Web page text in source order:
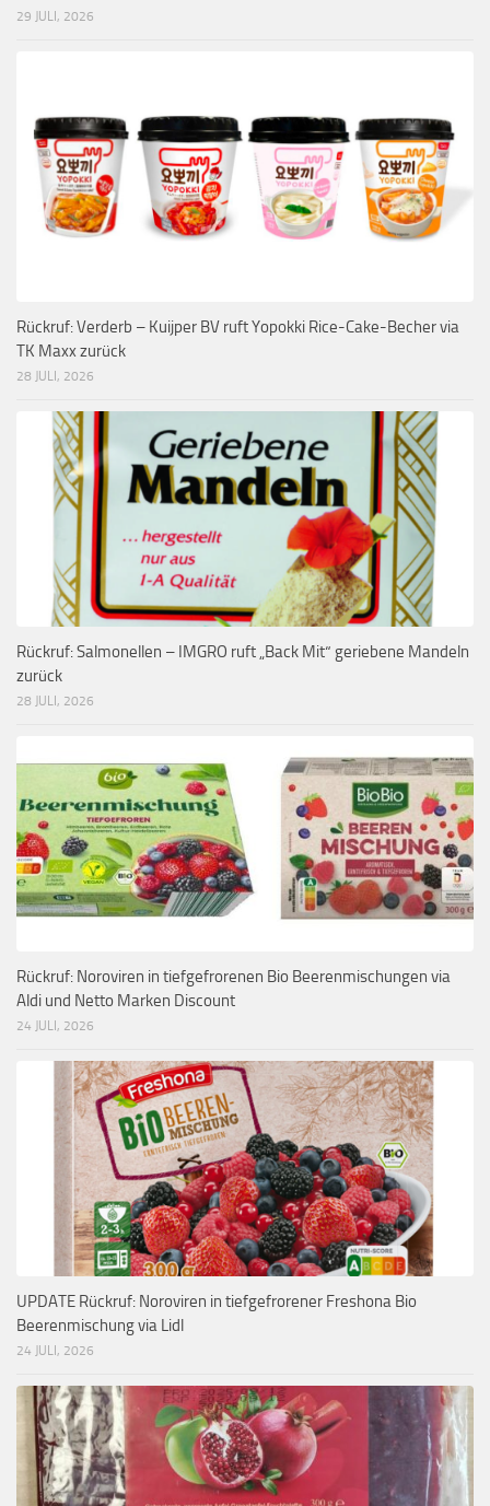
29 JULI, 2026
Rückruf: Verderb – Kuijper BV ruft Yopokki Rice-Cake-Becher via
TK Maxx zurück
28 JULI, 2026
Rückruf: Salmonellen – IMGRO ruft „Back Mit“ geriebene Mandeln
zurück
28 JULI, 2026
Rückruf: Noroviren in tiefgefrorenen Bio Beerenmischungen via
Aldi und Netto Marken Discount
24 JULI, 2026
UPDATE Rückruf: Noroviren in tiefgefrorener Freshona Bio
Beerenmischung via Lidl
24 JULI, 2026